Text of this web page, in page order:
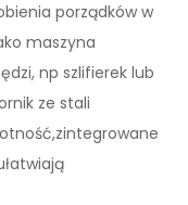
porządków w
maszyna
np szlifierek lub
ze stali